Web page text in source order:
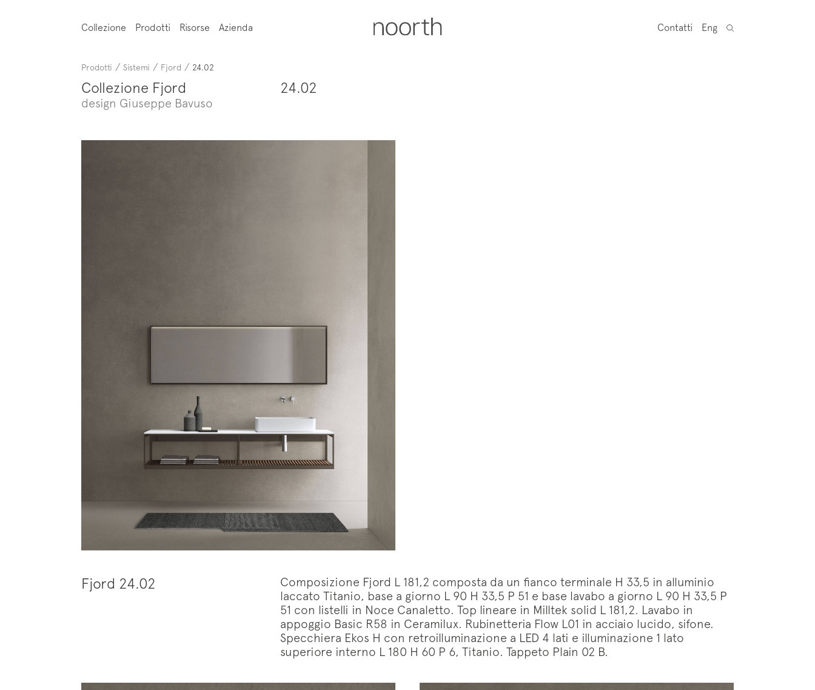
Collezione Prodotti Risorse Azienda Contatti Eng
Prodotti / Sistemi / Fjord / 24.02
Collezione Fjord
design Giuseppe Bavuso
24.02
Fjord 24.02
Composizione Fjord L 181,2 composta da un fianco terminale H 33,5 in alluminio
laccato Titanio, base a giorno L 90 H 33,5 P 51 e base lavabo a giorno L 90 H 33,5 P
51 con listelli in Noce Canaletto. Top lineare in Milltek solid L 181,2. Lavabo in
appoggio Basic R58 in Ceramilux. Rubinetteria Flow L01 in acciaio lucido, sifone.
Specchiera Ekos H con retroilluminazione a LED 4 lati e illuminazione 1 lato
superiore interno L 180 H 60 P 6, Titanio. Tappeto Plain 02 B.